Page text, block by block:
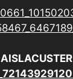
AISLACUSTER